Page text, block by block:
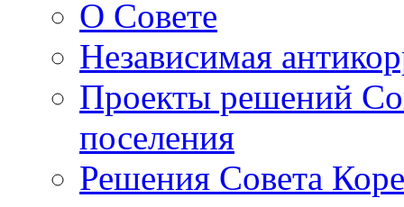
О Совете
Независимая
Проекты решений
поселения
Решения Совета